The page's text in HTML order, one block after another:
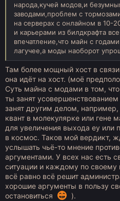
народа,кучей модов,и
заводами,проблем с
на серверах с онлайном в 10-
и карьерами из билдкрафта
впечатление,что майн с
лагучее,а моды наоборот
Там более мощный хост в
она идёт на хост. (моё
Суть майна с модами в том,
ты занят
занят другим делом, например,
квант в молекулярке или гене
для увеличения выхода еу или
в космос. Таков мой вердикт,
услышать чьё-то мнение
аргументами. У всех нас есть
ситуации и каждому по своему
всё равно всё решит
хорошие аргументы в пользу
остановиться
).